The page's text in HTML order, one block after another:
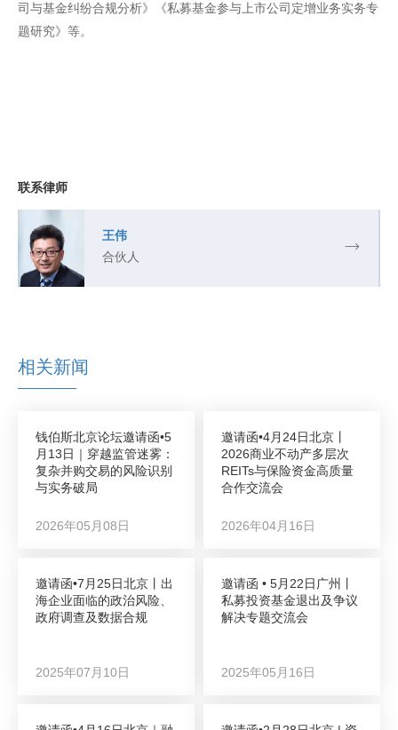
司与基金纠纷合规分析》《私募基金参与上市公司定增业务实务专
题研究》等。
联系律师
王伟
合伙人
相关新闻
钱伯斯北京论坛邀请函•5
月13日｜穿越监管迷雾：
复杂并购交易的风险识别
与实务破局
2026年05月08日
邀请函•4月24日北京丨
2026商业不动产多层次
REITs与保险资金高质量
合作交流会
2026年04月16日
邀请函•7月25日北京丨出
海企业面临的政治风险、
政府调查及数据合规
2025年07月10日
邀请函 • 5月22日广州丨
私募投资基金退出及争议
解决专题交流会
2025年05月16日